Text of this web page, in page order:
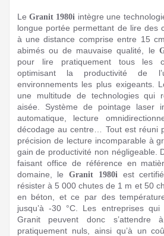
Le Granit 1980i intègre une
longue portée permettant de lire des
à une distance comprise entre 15
abimés ou de mauvaise qualité, le
pour lire pratiquement tous les
optimisant la productivité de
environnements les plus exigeants.
une multitude de technologies qui
aisée. Système de pointage laser
automatique, lecture
décodage au centre… Tout est réuni
précision de lecture incomparable à
gain de productivité non négligeable.
faisant office de référence en
domaine, leGranit 1980i est
résister à 5 000 chutes de 1 m et 50
en béton, et ce par des
jusqu’à -30 °C. Les entreprises
Granit peuvent donc s’attendre
pratiquement nuls, ainsi qu’à un